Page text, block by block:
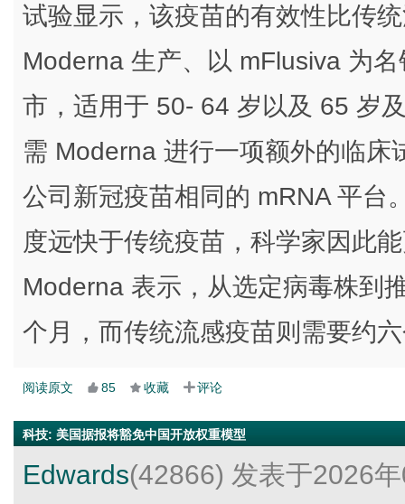
试验显示，该疫苗的有效性比传
Moderna 生产、以 mFlusiva 为
市，适用于 50- 64 岁以及 65 岁
需 Moderna 进行一项额外的临
公司新冠疫苗相同的 mRNA 平台
度远快于传统疫苗，科学家因此
Moderna 表示，从选定病毒株到
个月，而传统流感疫苗则需要约
阅读原文 85 收藏 评论
科技: 美国据报将豁免中国开放权重模型
Edwards(42866) 发表于2026